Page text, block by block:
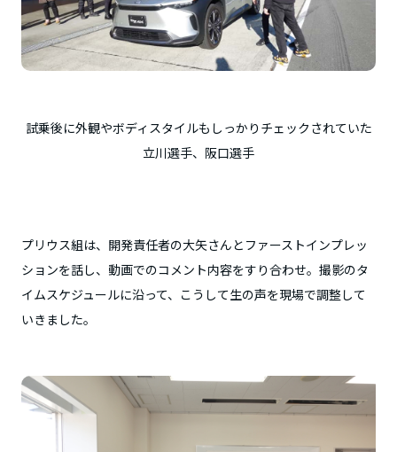
試乗後に外観やボディスタイルもしっかりチェックされていた
立川選手、阪口選手
プリウス組は、開発責任者の大矢さんとファーストインプレッ
ションを話し、動画でのコメント内容をすり合わせ。撮影のタ
イムスケジュールに沿って、こうして生の声を現場で調整して
いきました。